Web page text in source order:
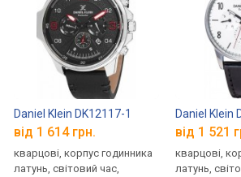
Daniel Klein DK12117-1
від 1 614 грн.
кварцові, корпус годинника
латунь, світовий час,
Daniel Klein
від 1 521
кварцові,
латунь,